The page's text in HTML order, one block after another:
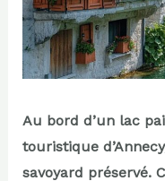
Au bord d’un lac
touristique
savoyard préservé.